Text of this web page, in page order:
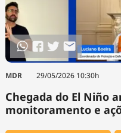
MDR 29/05/2026 10:30h
Chegada do El Niño
monitoramento e